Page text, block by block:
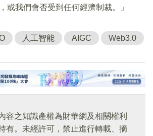
或我們會否受到任何經濟制裁。」
人工智能 AIGC Web3.0
容之知識產權為財華網及相關權利
有。未經許可，禁止進行轉載、摘